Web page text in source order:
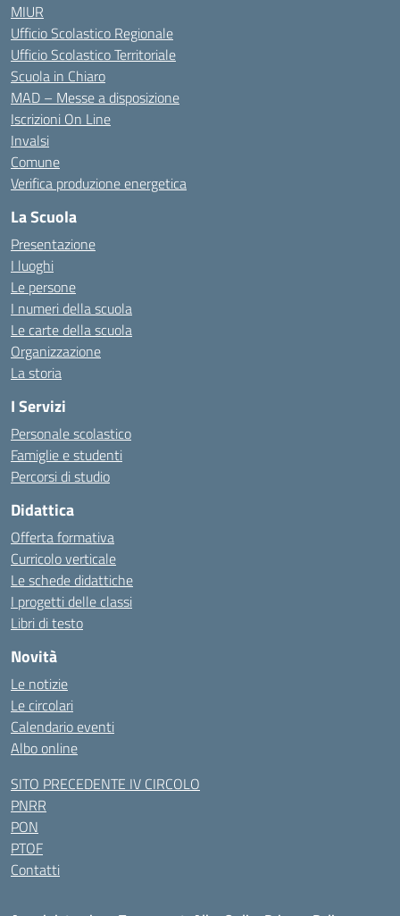
MIUR
Ufficio Scolastico Regionale
Ufficio Scolastico Territoriale
Scuola in Chiaro
MAD – Messe a disposizione
Iscrizioni On Line
Invalsi
Comune
Verifica produzione energetica
La Scuola
Presentazione
I luoghi
Le persone
I numeri della scuola
Le carte della scuola
Organizzazione
La storia
I Servizi
Personale scolastico
Famiglie e studenti
Percorsi di studio
Didattica
Offerta formativa
Curricolo verticale
Le schede didattiche
I progetti delle classi
Libri di testo
Novità
Le notizie
Le circolari
Calendario eventi
Albo online
SITO PRECEDENTE IV CIRCOLO
PNRR
PON
PTOF
Contatti